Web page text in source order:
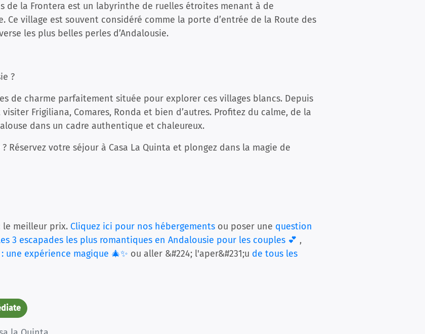
de la Frontera est un labyrinthe de ruelles étroites menant à de
Ce village est souvent considéré comme la porte d’entrée de la Route des
les plus belles perles d’Andalousie.
?
de charme parfaitement située pour explorer ces villages blancs. Depuis
Frigiliana, Comares, Ronda et bien d’autres. Profitez du calme, de la
dans un cadre authentique et chaleureux.
Réservez votre séjour à Casa La Quinta et plongez dans la magie de
le meilleur prix. Cliquez ici pour nos hébergements ou poser une question
3 escapades les plus romantiques en Andalousie pour les couples 💕 ,
une expérience magique 🎄✨ ou aller &#224; l'aper&#231;u de tous les